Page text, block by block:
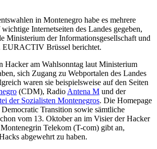
in Montenegro habe es mehrere
Internetseiten des Landes gegeben,
Ministerium der Informationsgesellschaft und
EURACTIV Brüssel berichtet.
Hacker am Wahlsonntag laut Ministerium
sich Zugang zu Webportalen des Landes
waren sie beispielsweise auf den Seiten
(CDM), Radio Antena M und der
der Sozialisten Montenegros. Die Homepage
Transition sowie sämtliche
vom 13. Oktober an im Visier der Hacker
Telekom (T-com) gibt an,
abgewehrt zu haben.